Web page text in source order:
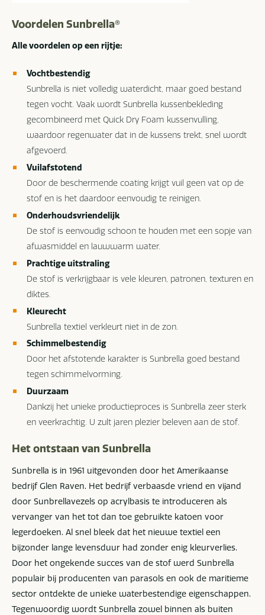
Voordelen Sunbrella®
Alle voordelen op een rijtje:
Vochtbestendig
Sunbrella is niet volledig waterdicht, maar goed bestand
tegen vocht. Vaak wordt Sunbrella kussenbekleding
gecombineerd met Quick Dry Foam kussenvulling,
waardoor regenwater dat in de kussens trekt, snel wordt
afgevoerd.
Vuilafstotend
Door de beschermende coating krijgt vuil geen vat op de
stof en is het daardoor eenvoudig te reinigen.
Onderhoudsvriendelijk
De stof is eenvoudig schoon te houden met een sopje van
afwasmiddel en lauwwarm water.
Prachtige uitstraling
De stof is verkrijgbaar is vele kleuren, patronen, texturen en
diktes.
Kleurecht
Sunbrella textiel verkleurt niet in de zon.
Schimmelbestendig
Door het afstotende karakter is Sunbrella goed bestand
tegen schimmelvorming.
Duurzaam
Dankzij het unieke productieproces is Sunbrella zeer sterk
en veerkrachtig. U zult jaren plezier beleven aan de stof.
Het ontstaan van Sunbrella
Sunbrella is in 1961 uitgevonden door het Amerikaanse
bedrijf Glen Raven. Het bedrijf verbaasde vriend en vijand
door Sunbrellavezels op acrylbasis te introduceren als
vervanger van het tot dan toe gebruikte katoen voor
legerdoeken. Al snel bleek dat het nieuwe textiel een
bijzonder lange levensduur had zonder enig kleurverlies.
Door het ongekende succes van de stof werd Sunbrella
populair bij producenten van parasols en ook de maritieme
sector ontdekte de unieke waterbestendige eigenschappen.
Tegenwoordig wordt Sunbrella zowel binnen als buiten